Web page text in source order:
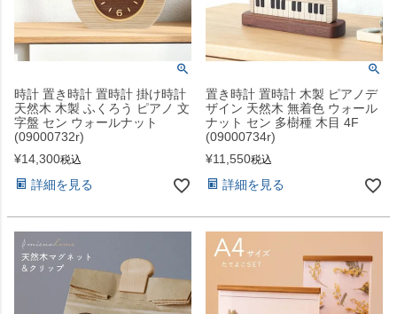
時計 置き時計 置時計 掛け時計
天然木 木製 ふくろう ピアノ 文
字盤 セン ウォールナット
(09000732r)
¥14,300税込
詳細を見る
置き時計 置時計 木製 ピアノデ
ザイン 天然木 無着色 ウォール
ナット セン 多樹種 木目 4F
(09000734r)
¥11,550税込
詳細を見る